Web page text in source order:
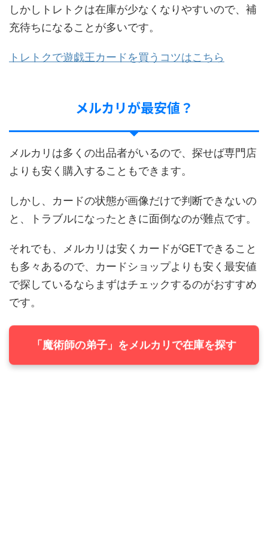
しかしトレトクは在庫が少なくなりやすいので、補
充待ちになることが多いです。
トレトクで遊戯王カードを買うコツはこちら
メルカリが最安値？
メルカリは多くの出品者がいるので、探せば専門店
よりも安く購入することもできます。
しかし、カードの状態が画像だけで判断できないの
と、トラブルになったときに面倒なのが難点です。
それでも、メルカリは安くカードがGETできること
も多々あるので、カードショップよりも安く最安値
で探しているならまずはチェックするのがおすすめ
です。
「魔術師の弟子」をメルカリで在庫を探す